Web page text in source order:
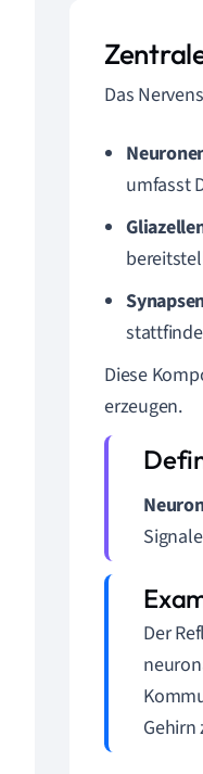
Das
umfasst
Diese
erzeugen.
Der